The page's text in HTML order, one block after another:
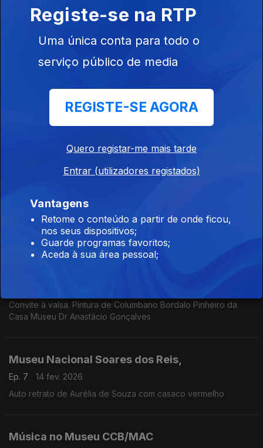
Atelier Museu Júlio Pomar
14 mar. 2026
A origem das espécies (1945) de Júlio Pomar
Música no Museu CCB/MAC,
07 mar. 2026
28 fev. 2026
Primeiro estudo para a decoração do Teatro Muñoz Seca, por
Almada Negreiros
Convite à valsa. Pintura de Columbano Bordalo Pinheiro da
Casa Museu Dr Anastácio Gonçalves
Museu Nacional Soares dos Reis,
Ep. 7
14 fev. 2026
Auto retrato de Aurélia de Souza com casaco vermelho
Música no Museu CCB/MAC
Registe-se na RTP
Uma única conta para todo o
serviço público de media
REGISTE-SE AGORA
Quero registar-me mais tarde
Entrar (utilizadores registados)
Vantagens
Retome o conteúdo a partir de onde ficou,
nos seus dispositivos;
Guarde programas favoritos;
Aceda à sua área pessoal;